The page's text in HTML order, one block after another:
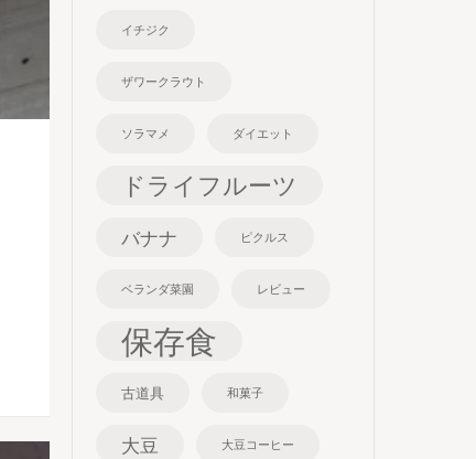
イチジク
ザワークラウト
ソラマメ ダイエット
ドライフルーツ
バナナ ピクルス
ベランダ菜園 レビュー
保存食
古道具 和菓子
大豆 大豆コーヒー